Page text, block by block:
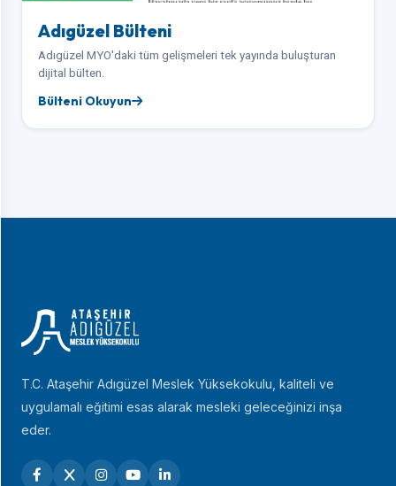
Adıgüzel Bülteni
Adıgüzel MYO'daki tüm gelişmeleri tek yayında buluşturan
dijital bülten.
Bülteni Okuyun
T.C. Ataşehir Adıgüzel Meslek Yüksekokulu, kaliteli ve
uygulamalı eğitimi esas alarak mesleki geleceğinizi inşa
eder.